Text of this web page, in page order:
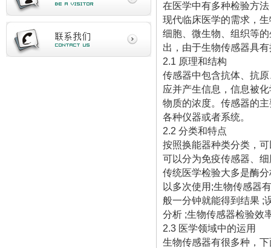
在医学中有多种检验方
现代临床医学的需求，
细胞、微生物、组织等
出，由于生物传感器具
2.1 原理和结构
传感器中包含抗体、抗
应并产生信息，信息被
物质的浓度。传感器的
各种仪器或者系统。
2.2 分类和特点
按照换能器种类分类，
可以分为免疫传感器、
传统医学检验大多是酶
以多次使用;生物传感器
般一分钟就能得到结果 ;
分析 ;生物传感器检验效
2.3 医学领域中的运用
生物传感器有很多种，